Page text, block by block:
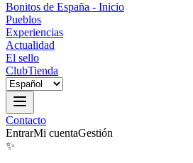
Bonitos de España - Inicio
Pueblos
Experiencias
Actualidad
El sello
ClubTienda
Contacto
EntrarMi cuentaGestión
✨